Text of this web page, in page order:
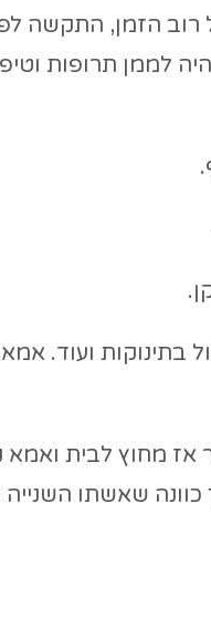
רוב הזמן, התקשה
לממן תרופות
בתינוקות ועוד. אמא
גר אז מחוץ לבית
שאשתו השנייה